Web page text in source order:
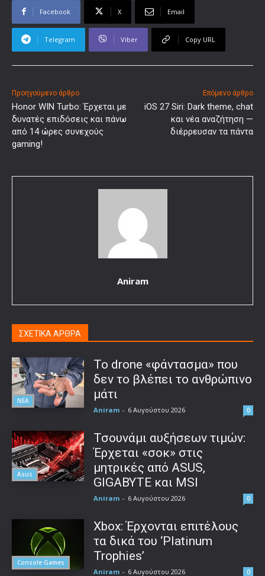
Facebook X Email
Telegram Viber Copy URL
Προηγούμενο άρθρο
Honor WIN Turbo: Έρχεται με
δυνατές επιδόσεις και πάνω
από 14 ώρες συνεχούς
gaming!
Επόμενο άρθρο
iOS 27 Siri: Dark theme, chat
και νέα αναζήτηση —
διέρρευσαν τα πάντα
Aniram
ΣΧΕΤΙΚΑ ΑΡΘΡΑ
ΝΕΑ
Το drone «φάντασμα» που
δεν το βλέπει το ανθρώπινο
μάτι
Aniram - 6 Αυγούστου 2026 0
Asus
Τσουνάμι αυξήσεων τιμών:
Έρχεται «σοκ» στις
μητρικές από ASUS,
GIGABYTE και MSI
Aniram - 6 Αυγούστου 2026 0
Console Games
Xbox: Έρχονται επιτέλους
τα δικά του ‘Platinum
Trophies’
Aniram - 6 Αυγούστου 2026 0